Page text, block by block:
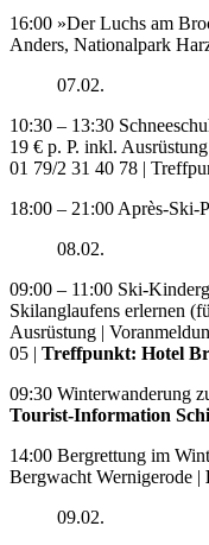
16:00 »Der Luchs am
Anders, Nationalpark
07.02.
10:30 – 13:30
19 € p. P. inkl.
01 79/2 31 40 78 |
18:00 – 21:00 Après-Ski-
08.02.
09:00 – 11:00 Ski-
Skilanglaufens erlernen
Ausrüstung |
05 | Treffpunkt: Hotel
09:30 Winterwanderung
Tourist-Information
14:00 Bergrettung im
Bergwacht Wernigerode |
09.02.